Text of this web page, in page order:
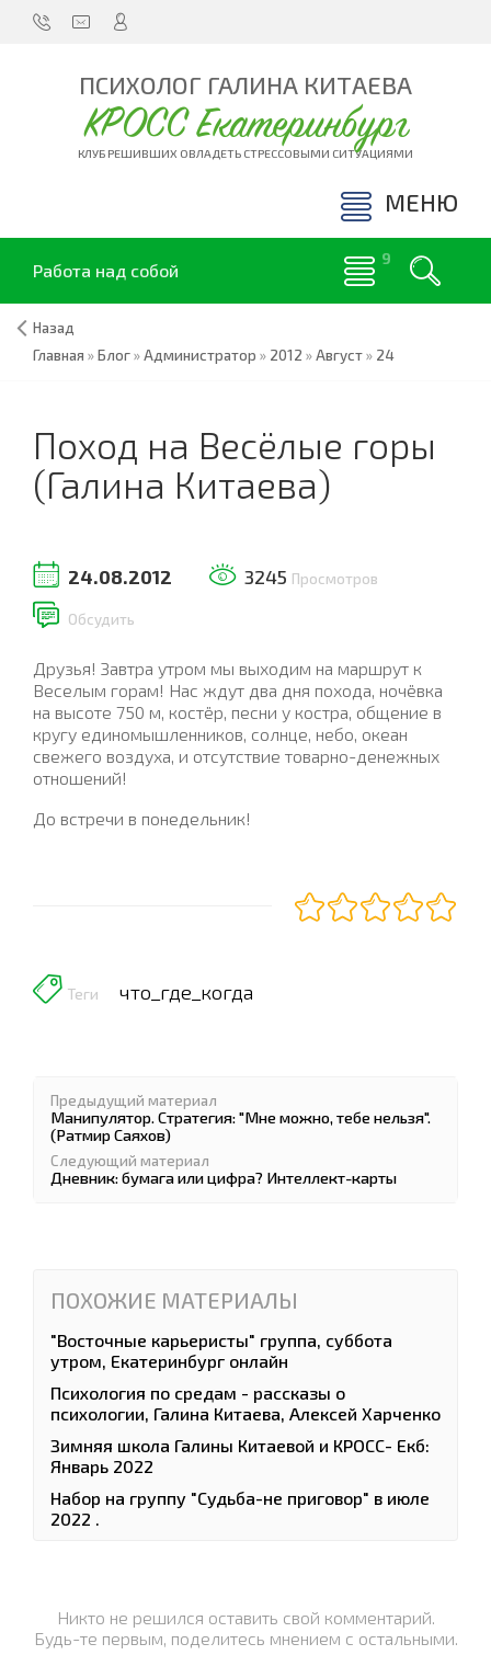
ПСИХОЛОГ ГАЛИНА КИТАЕВА
КРОСС Екатеринбург
КЛУБ РЕШИВШИХ ОВЛАДЕТЬ СТРЕССОВЫМИ СИТУАЦИЯМИ
МЕНЮ
Работа над собой
Назад
Главная »Блог»Администратор » 2012 »Август» 24
Поход на Весёлые горы
(Галина Китаева)
24.08.2012 3245 Просмотров
Обсудить
Друзья! Завтра утром мы выходим на маршрут к
Веселым горам! Нас ждут два дня похода, ночёвка
на высоте 750 м, костёр, песни у костра, общение в
кругу единомышленников, солнце, небо, океан
свежего воздуха, и отсутствие товарно-денежных
отношений!
До встречи в понедельник!
Теги что_где_когда
Предыдущий материал
Манипулятор. Стратегия: "Мне можно, тебе нельзя".
(Ратмир Саяхов)
Следующий материал
Дневник: бумага или цифра? Интеллект-карты
ПОХОЖИЕ МАТЕРИАЛЫ
"Восточные карьеристы" группа, суббота
утром, Екатеринбург онлайн
Психология по средам - рассказы о
психологии, Галина Китаева, Алексей Харченко
Зимняя школа Галины Китаевой и КРОСС- Екб:
Январь 2022
Набор на группу "Судьба-не приговор" в июле
2022 .
Никто не решился оставить свой комментарий.
Будь-те первым, поделитесь мнением с остальными.